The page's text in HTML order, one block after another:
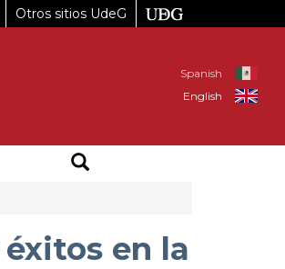
Otros sitios UdeG
Spanish
English
en la